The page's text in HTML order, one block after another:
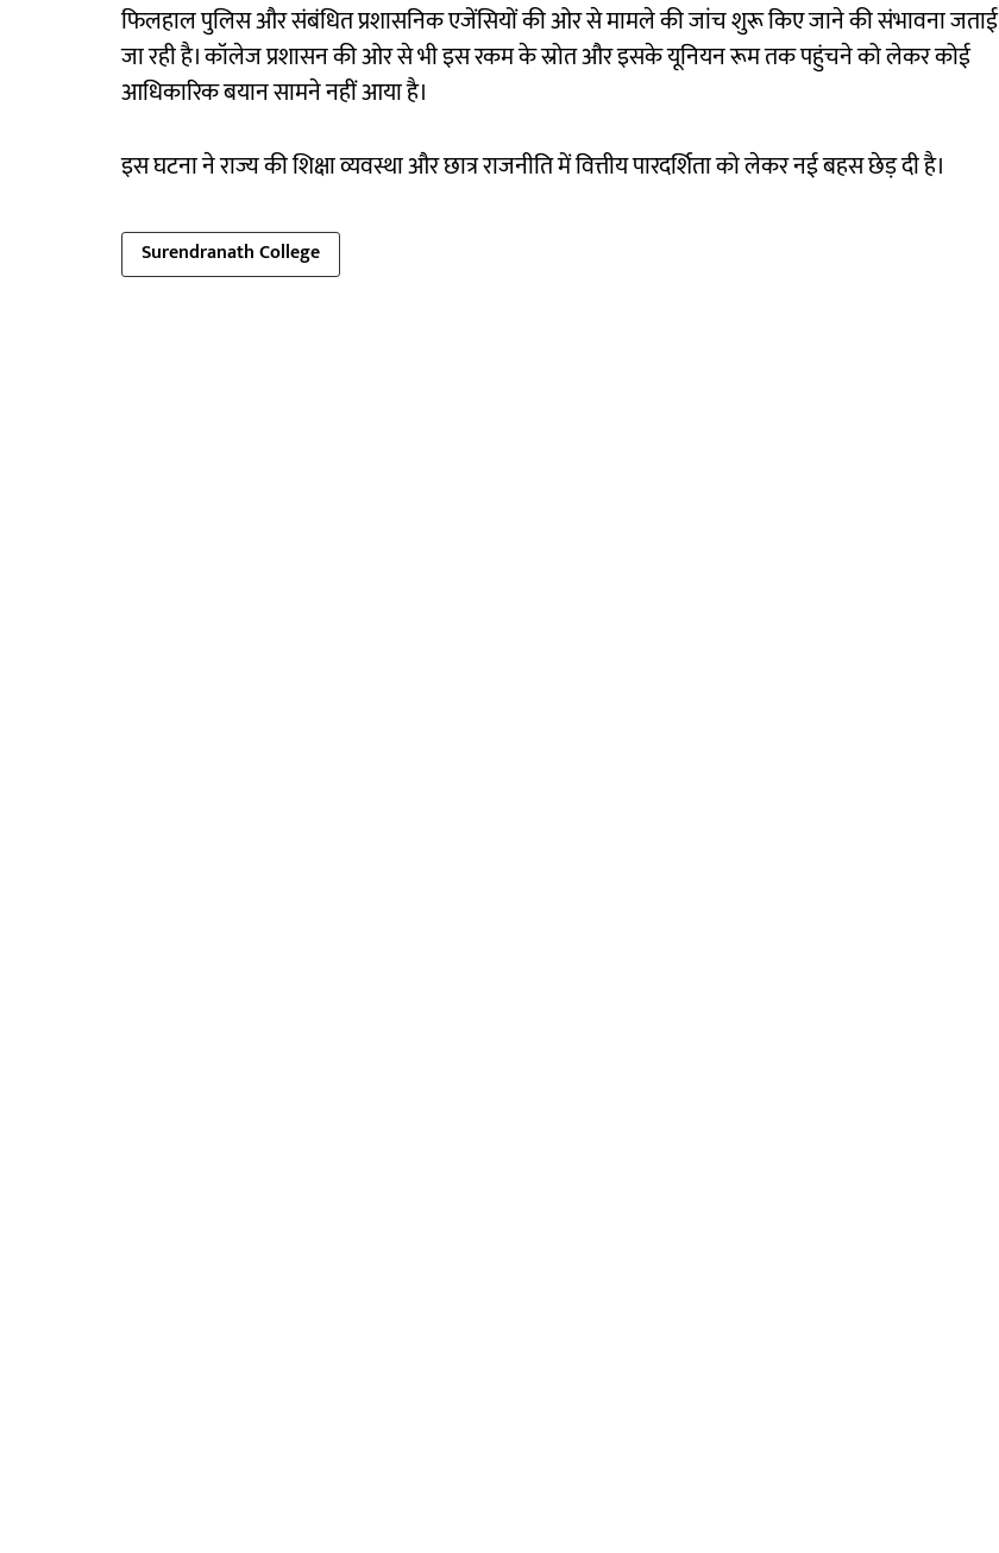
फिलहाल पुलिस और संबंधित प्रशासनिक एजेंसियों की ओर से मामले की जांच शुरू किए जाने की संभावना जताई
जा रही है। कॉलेज प्रशासन की ओर से भी इस रकम के स्रोत और इसके यूनियन रूम तक पहुंचने को लेकर कोई
आधिकारिक बयान सामने नहीं आया है।
इस घटना ने राज्य की शिक्षा व्यवस्था और छात्र राजनीति में वित्तीय पारदर्शिता को लेकर नई बहस छेड़ दी है।
Surendranath College